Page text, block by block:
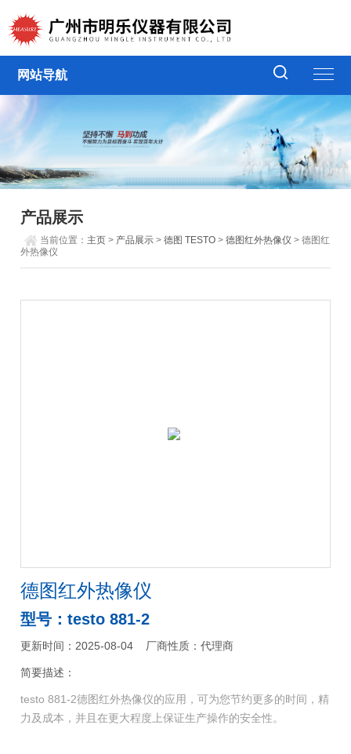
网站导航
产品展示
当前位置： 主页 > 产品展示 >德图 TESTO >德图红外热像仪 > 德图红
外热像仪
德图红外热像仪
型号：testo 881-2
更新时间：2025-08-04 厂商性质：代理商
简要描述：
testo 881-2德图红外热像仪的应用，可为您节约更多的时间，精
力及成本，并且在更大程度上保证生产操作的安全性。